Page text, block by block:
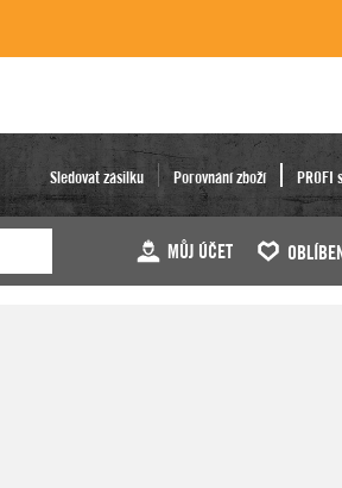
Sledovat zásilku Porovnání zboží PROFI
MŮJ ÚČET